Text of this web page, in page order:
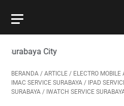
BERANDA / ARTICLE / ELECTRO MOBILE
IMAC SERVICE SURABAYA / IPAD
SURABAYA / IWATCH SERVICE